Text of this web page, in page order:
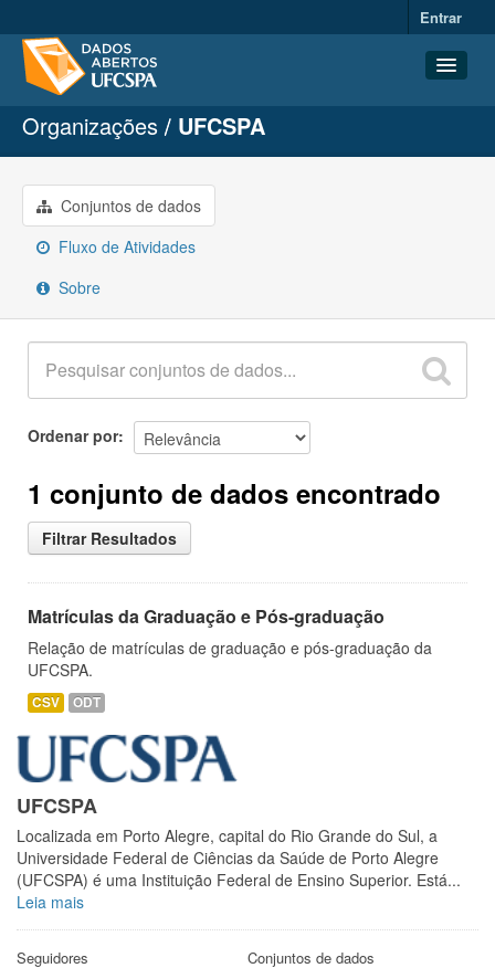
Entrar
Conjuntos de dados
Organizações
Grupos
Sobre
Organizações UFCSPA
Conjuntos de dados
Fluxo de Atividades
Sobre
Ordenar por
1 conjunto de dados encontrado
Filtrar Resultados
Matrículas da Graduação e Pós-graduação
Relação de matrículas de graduação e pós-graduação da
UFCSPA.
CSV ODT
UFCSPA
Localizada em Porto Alegre, capital do Rio Grande do Sul, a
Universidade Federal de Ciências da Saúde de Porto Alegre
(UFCSPA) é uma Instituição Federal de Ensino Superior. Está...
Leia mais
Seguidores Conjuntos de dados